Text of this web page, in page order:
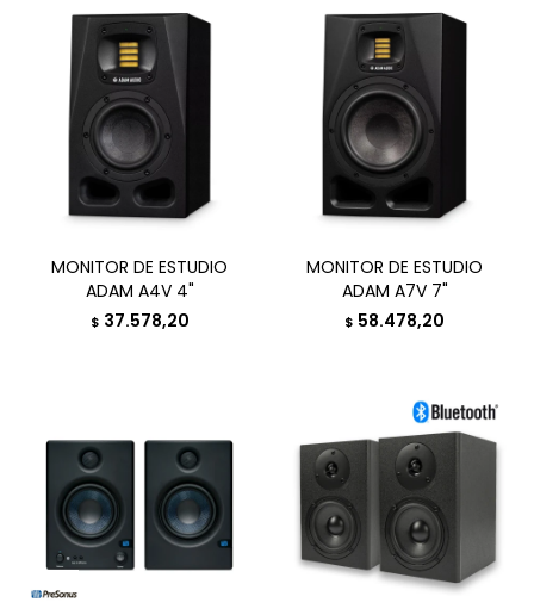
MONITOR DE ESTUDIO
ADAM A4V 4"
$ 37.578,20
MONITOR DE ESTUDIO
ADAM A7V 7"
$ 58.478,20